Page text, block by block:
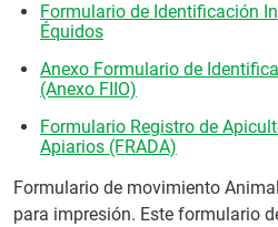
Formulario de Identificación
Équidos
Anexo Formulario de
(Anexo FIIO)
Formulario Registro de
Apiarios (FRADA)
Formulario de movimiento
para impresión. Este formulario